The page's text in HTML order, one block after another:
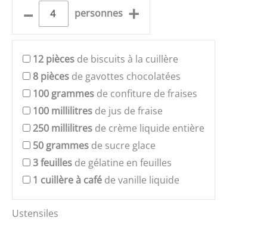
– personnes +
12 pièces de biscuits à la cuillère
8 pièces de gavottes chocolatées
100 grammes de confiture de fraises
100 millilitres de jus de fraise
250 millilitres de crème liquide entière
50 grammes de sucre glace
3feuilles de gélatine en feuilles
1 cuillère à café de vanille liquide
Ustensiles